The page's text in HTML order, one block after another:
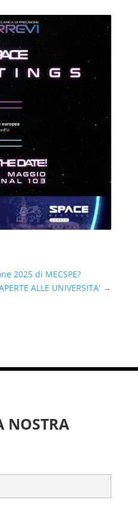
2025 di MECSPE?
ALLE UNIVERSITA' →
NOSTRA